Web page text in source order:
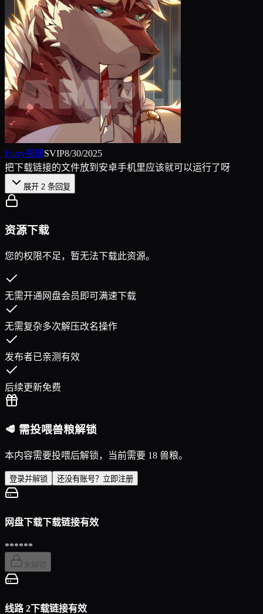
Furry福瑞SVIP8/30/2025
把下载链接的文件放到安卓手机里应该就可以运行了呀
展开 2 条回复
资源下载
您的权限不足，暂无法下载此资源。
无需开通网盘会员即可满速下载
无需复杂多次解压改名操作
发布者已亲测有效
后续更新免费
🥩 需投喂兽粮解锁
本内容需要投喂后解锁，当前需要 18 兽粮。
登录并解锁 还没有账号？立即注册
网盘下载下载链接有效
******
未解锁
线路 2下载链接有效